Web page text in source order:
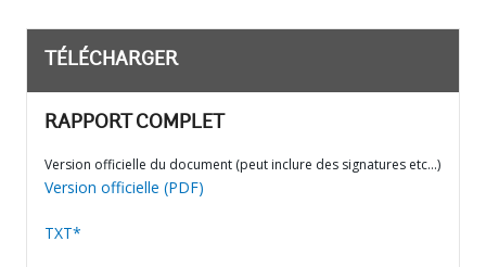
TÉLÉCHARGER
RAPPORT COMPLET
Version officielle du document (peut inclure des signatures etc…)
Version officielle (PDF)
TXT*